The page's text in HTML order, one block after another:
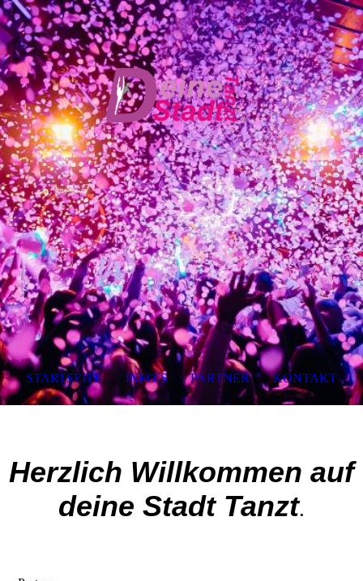
Herzlich Willkommen auf
deine Stadt Tanzt.
STARTSEITE INFO`S PARTNER KONTAKT